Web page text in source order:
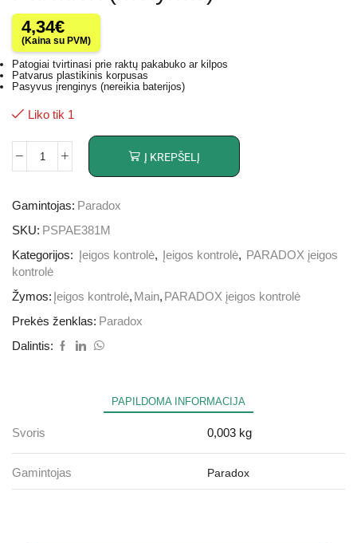
4,34€
(Kaina su PVM)
Patogiai tvirtinasi prie raktų pakabuko ar kilpos
Patvarus plastikinis korpusas
Pasyvus įrenginys (nereikia baterijos)
Liko tik 1
Į KREPŠELĮ
Gamintojas: Paradox
SKU: PSPAE381M
Kategorijos:
Įeigos kontrolė, Įeigos kontrolė, PARADOX įeigos
kontrolė
Žymos: Įeigos kontrolė, Main, PARADOX įeigos kontrolė
Prekės ženklas: Paradox
Dalintis:
PAPILDOMA INFORMACIJA
Svoris 0,003 kg
Gamintojas Paradox